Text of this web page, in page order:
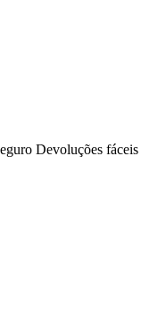
Devoluções fáceis